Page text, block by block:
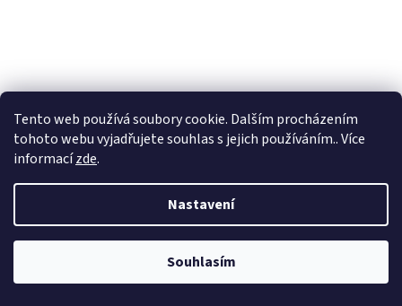
Tento web používá soubory cookie. Dalším procházením
tohoto webu vyjadřujete souhlas s jejich používáním.. Více
informacízde.
Nastavení
Souhlasím
Silikonové koště, kartáč na vodu, smeták, stěrka na
kapaliny - šedá
59 Kč Do košíku